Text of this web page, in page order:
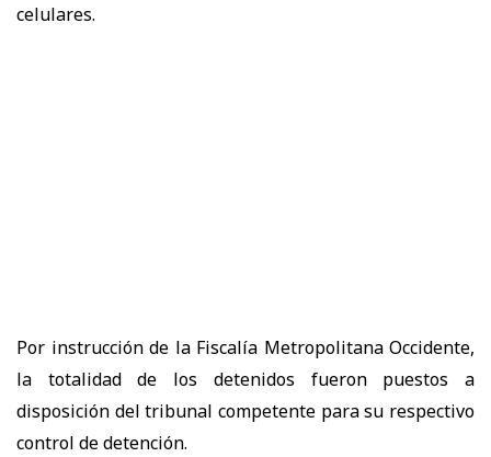
celulares.
Por instrucción de la Fiscalía Metropolitana Occidente,
la totalidad de los detenidos fueron puestos a
disposición del tribunal competente para su respectivo
control de detención.